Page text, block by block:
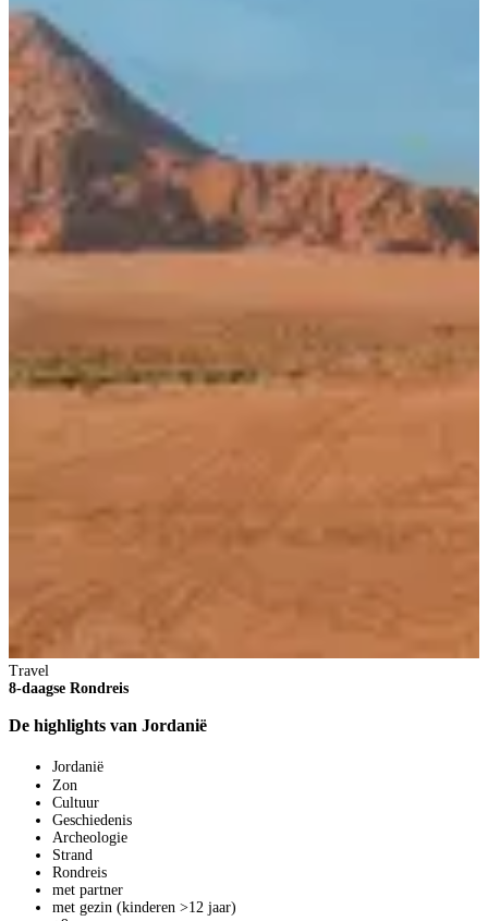
Travel
8-daagse Rondreis
De highlights van Jordanië
Jordanië
Zon
Cultuur
Geschiedenis
Archeologie
Strand
Rondreis
met partner
met gezin (kinderen >12 jaar)